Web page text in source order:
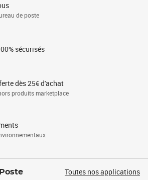
de poste
sécurisés
dès 25€ d'achat
produits marketplace
Toutes nos applications